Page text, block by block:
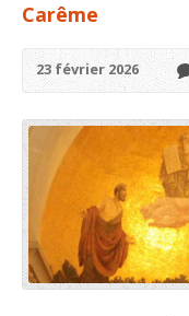
Carême
23 février 2026